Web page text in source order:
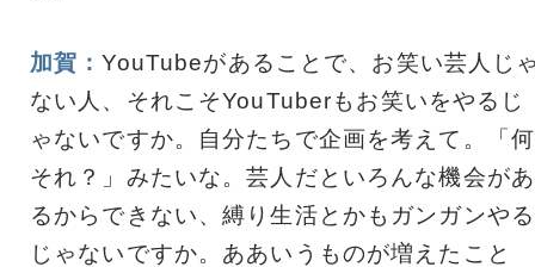
加賀：YouTubeがあることで、お笑い芸人じ
ない人、それこそYouTuberもお笑いをやるじ
ゃないですか。自分たちで企画を考えて。「何
それ？」みたいな。芸人だといろんな機会があ
るからできない、縛り生活とかもガンガンやる
じゃないですか。ああいうものが増えたこと